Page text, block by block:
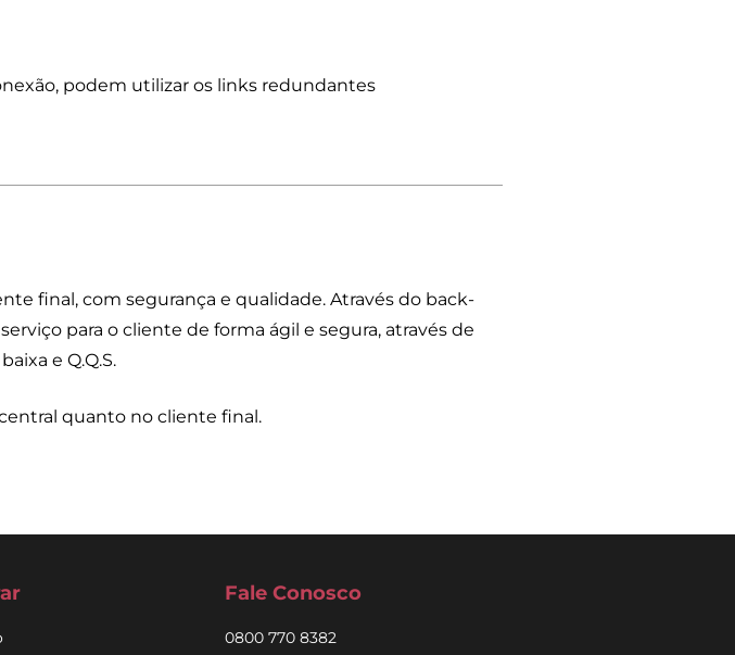
podem utilizar os links redundantes
final, com segurança e qualidade. Através do back-
para o cliente de forma ágil e segura, através de
e Q.Q.S.
quanto no cliente final.
Fale Conosco
0800 770 8382